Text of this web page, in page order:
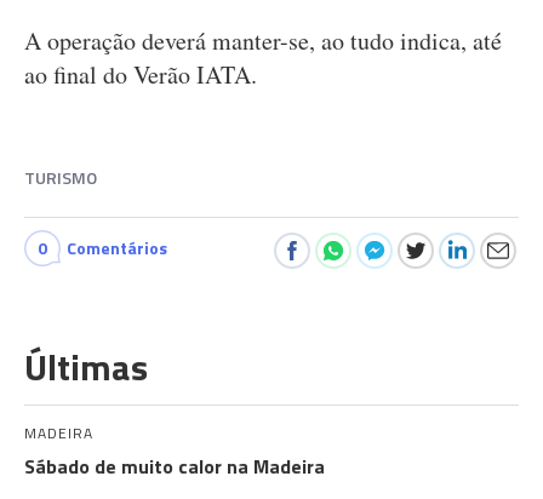
A operação deverá manter-se, ao tudo indica, até
ao final do Verão IATA.
TURISMO
0 Comentários
Últimas
MADEIRA
Sábado de muito calor na Madeira